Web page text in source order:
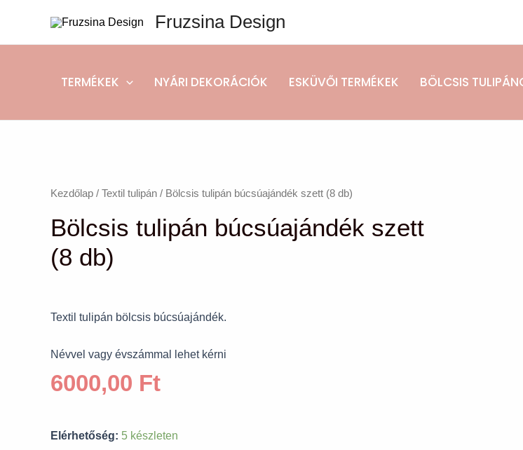
content
Fruzsina Design
TERMÉKEK NYÁRI DEKORÁCIÓK ESKÜVŐI TERMÉKEK BÖLCSIS
Kezdőlap / Textil tulipán / Bölcsis tulipán búcsúajándék szett (8 db)
Bölcsis tulipán búcsúajándék szett
(8 db)
Textil tulipán bölcsis búcsúajándék.
Névvel vagy évszámmal lehet kérni
6000,00 Ft
Elérhetőség: 5 készleten
tulipán
szett
db)